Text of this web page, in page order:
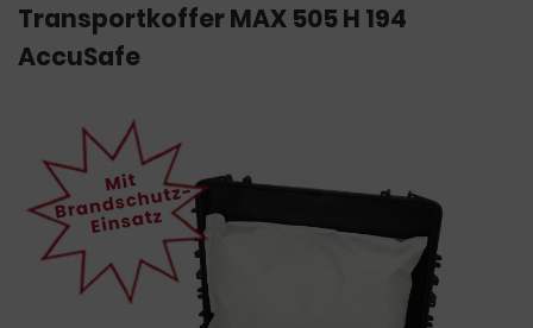
Transportkoffer MAX 505 H 194
AccuSafe